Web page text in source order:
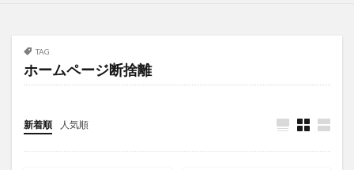
TAG
ホームページ断捨離
新着順 人気順